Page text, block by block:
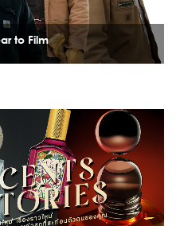
to Film
งานก่อสร้าง ในสตรีทแฟชั่น หรือแม้แต่